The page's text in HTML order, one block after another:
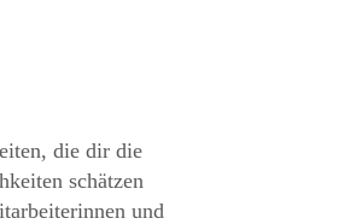
die dir die
schätzen
und